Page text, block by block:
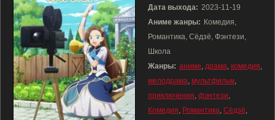
Дата выхода: 2023-11-19
Аниме жанры: Комедия,
Романтика, Сёдзё, Фэнтези,
Школа
Жанры: аниме, драма, комедия,
мелодрама, мультфильм,
приключения, фэнтези,
Комедия, Романтика, Сёдзё,